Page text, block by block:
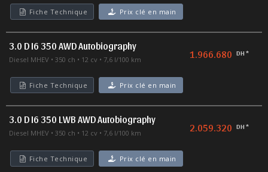
Fiche Technique Prix clé en main
3.0 D I6 350 AWD Autobiography
Diesel MHEV 350 ch 12 cv 7,6 l/100 km 1.966.680 DH *
Fiche Technique Prix clé en main
3.0 D I6 350 LWB AWD Autobiography
Diesel MHEV 350 ch 12 cv 7,6 l/100 km 2.059.320 DH *
Fiche Technique Prix clé en main